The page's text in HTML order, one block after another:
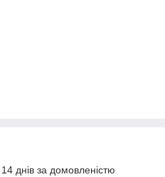
днів за домовленістю